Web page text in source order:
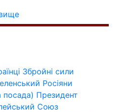
Збройні сили
Росіяни
посада) Президент
Союз